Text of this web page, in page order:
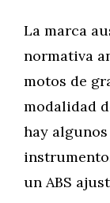
La marca
normativa
motos de
modalidad
hay
un ABS